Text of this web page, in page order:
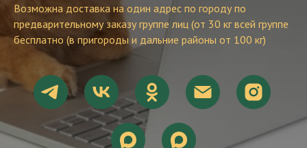
Возможна доставка на один адрес по городу по
предварительному заказу группе лиц (от 30 кг всей группе
бесплатно (в пригороды и дальние районы от 100 кг)